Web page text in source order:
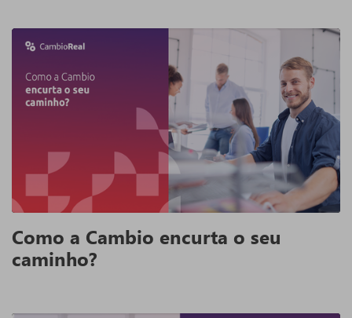
Como a Cambio encurta o seu
caminho?